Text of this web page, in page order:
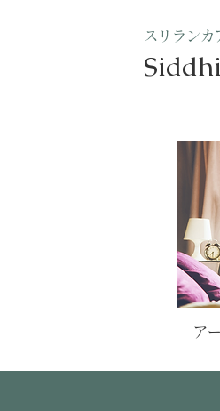
スリラン
ア